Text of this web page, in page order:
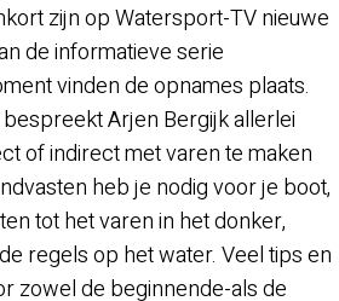
zijn op Watersport-TV nieuwe
de informatieve serie
vinden de opnames plaats.
Arjen Bergijk allerlei
of indirect met varen te maken
heb je nodig voor je boot,
tot het varen in het donker,
regels op het water. Veel tips en
zowel de beginnende-als de